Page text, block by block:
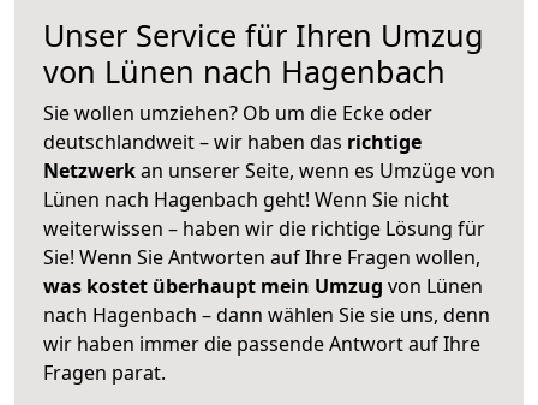
Unser Service für Ihren Umzug
von Lünen nach Hagenbach
Sie wollen umziehen? Ob um die Ecke oder
deutschlandweit – wir haben das richtige
Netzwerkan unserer Seite, wenn es Umzüge von
Lünen nach Hagenbach geht! Wenn Sie nicht
weiterwissen – haben wir die richtige Lösung für
Sie! Wenn Sie Antworten auf Ihre Fragen wollen,
was kostet überhaupt mein Umzug von Lünen
nach Hagenbach – dann wählen Sie sie uns, denn
wir haben immer die passende Antwort auf Ihre
Fragen parat.